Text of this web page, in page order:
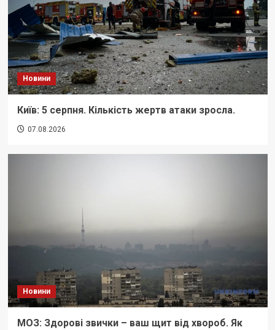
Новини
Київ: 5 серпня. Кількість жертв атаки зросла.
07.08.2026
Новини
МОЗ: Здорові звички – ваш щит від хвороб. Як